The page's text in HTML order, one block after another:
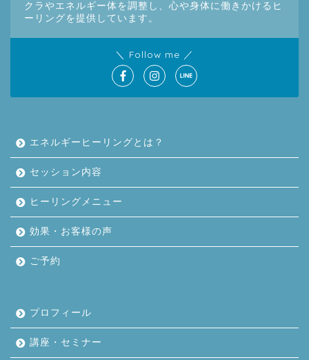
クラやエネルギー体を調整し、心や身体に働きかけるヒ
ーリングを提供しています。
＼ Follow me ／
エネルギーヒーリングとは？
セッション内容
ヒーリングメニュー
効果・お客様の声
ご予約
プロフィール
講座・セミナー